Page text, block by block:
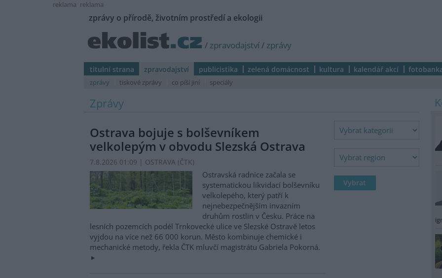
reklama reklama
zprávy o přírodě, životním prostředí a ekologii
/ zpravodajství/ zprávy
titulní strana zpravodajství publicistika zelená domácnost kultura kalendář akcí
zprávy tiskové zprávy co píší jiní speciály
Zprávy
Ostrava bojuje s bolševníkem
velkolepým v obvodu Slezská Ostrava
7.8.2026 01:09 | OSTRAVA (ČTK)
Ostravská radnice začala se
systematickou likvidací bolševníku
velkolepého, který patří k
nejnebezpečnějším invazním
druhům rostlin v Česku. Práce na
lesních pozemcích podél Trnkovecké ulice ve Slezské Ostravě letos
vyjdou na více než 66 000 korun. Město kombinuje chemické i
mechanické metody, řekla ČTK mluvčí magistrátu Gabriela Pokorná.